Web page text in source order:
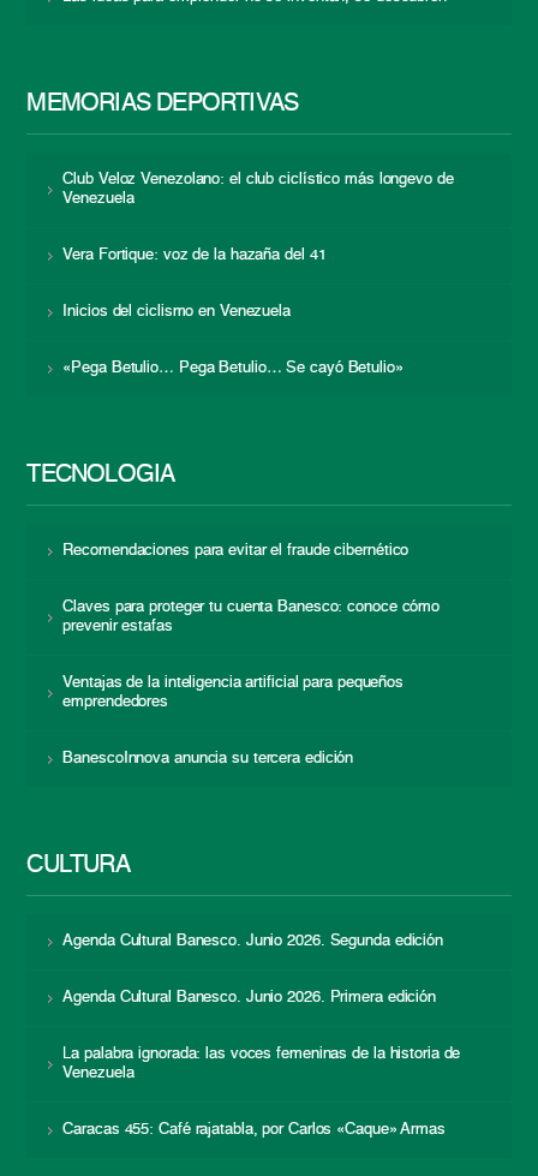
MEMORIAS DEPORTIVAS
Club Veloz Venezolano: el club ciclístico más longevo de
Venezuela
Vera Fortique: voz de la hazaña del 41
Inicios del ciclismo en Venezuela
«Pega Betulio… Pega Betulio… Se cayó Betulio»
TECNOLOGÍA
Recomendaciones para evitar el fraude cibernético
Claves para proteger tu cuenta Banesco: conoce cómo
prevenir estafas
Ventajas de la inteligencia artificial para pequeños
emprendedores
BanescoInnova anuncia su tercera edición
CULTURA
Agenda Cultural Banesco. Junio 2026. Segunda edición
Agenda Cultural Banesco. Junio 2026. Primera edición
La palabra ignorada: las voces femeninas de la historia de
Venezuela
Caracas 455: Café rajatabla, por Carlos «Caque» Armas